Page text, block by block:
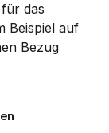
das
Beispiel auf
Bezug